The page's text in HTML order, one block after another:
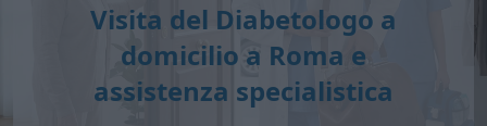
Visita del Diabetologo a
domicilio a Roma e
assistenza specialistica